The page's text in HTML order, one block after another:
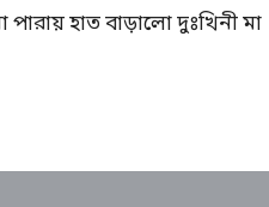
হাত বাড়ালো দুঃখিনী মা